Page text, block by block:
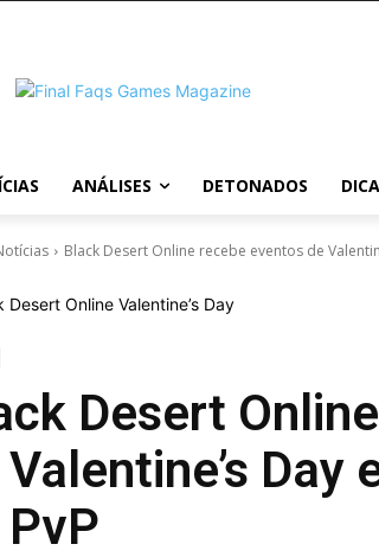
ANÁLISES DETONADOS
Black Desert Online recebe eventos de
Desert
Day